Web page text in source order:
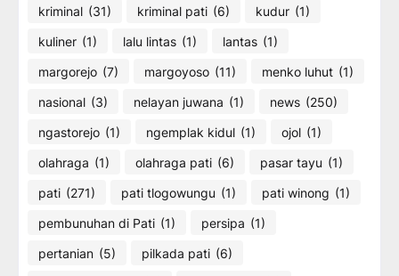
kriminal (31) kriminal pati (6) kudur (1)
kuliner (1) lalu lintas (1) lantas (1)
margorejo (7) margoyoso (11) menko luhut (1)
nasional (3) nelayan juwana (1) news (250)
ngastorejo (1) ngemplak kidul (1) ojol (1)
olahraga (1) olahraga pati (6) pasar tayu (1)
pati (271) pati tlogowungu (1) pati winong (1)
pembunuhan di Pati (1) persipa (1)
pertanian (5) pilkada pati (6)